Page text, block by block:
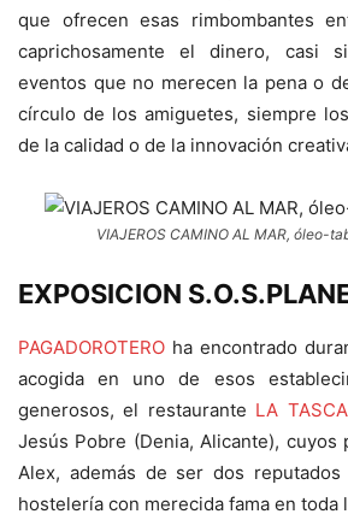
que ofrecen esas rimbombantes
caprichosamente el dinero, casi
eventos que no merecen la pena o
círculo de los amiguetes, siempre
de la calidad o de la innovación
VIAJEROS CAMINO AL MAR, óleo-
EXPOSICION
PAGADOROTERO ha encontrado
acogida en uno de esos
generosos, el restaurante LA TASCA
Jesús Pobre (Denia, Alicante), cuyos
Alex, además de ser dos
hostelería con merecida fama en toda